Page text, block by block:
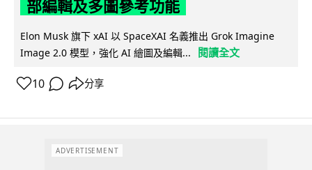
部編輯及多圖參考功能
Elon Musk 旗下 xAI 以 SpaceXAI 名義推出 Grok Imagine
Image 2.0 模型，強化 AI 繪圖及編輯...
閱讀全文
10 分享
ADVERTISEMENT